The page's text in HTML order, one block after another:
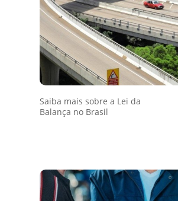
Saiba mais sobre a Lei da
Balança no Brasil